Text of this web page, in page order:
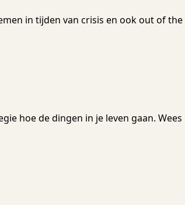
in tijden van crisis en ook out of the
hoe de dingen in je leven gaan. Wees